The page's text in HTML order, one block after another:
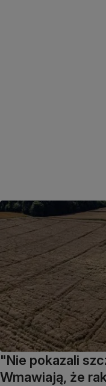
"Nie pokazali
Wmawiają, że